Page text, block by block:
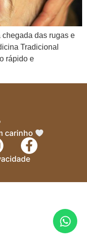
das rugas e
Tradicional
rápido e
carinho